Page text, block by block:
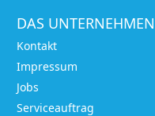
DAS
Kontakt
Impressum
Jobs
Serviceauftrag